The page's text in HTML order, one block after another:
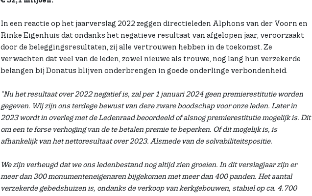
In een reactie op het jaarverslag 2022 zeggen directieleden Alphons van der Voorn en
Rinke Eigenhuis dat ondanks het negatieve resultaat van afgelopen jaar, veroorzaakt
door de beleggingsresultaten, zij alle vertrouwen hebben in de toekomst. Ze
verwachten dat veel van de leden, zowel nieuwe als trouwe, nog lang hun verzekerde
belangen bij Donatus blijven onderbrengen in goede onderlinge verbondenheid.
"Nu het resultaat over 2022 negatief is, zal per 1 januari 2024 geen premierestitutie worden
gegeven. Wij zijn ons terdege bewust van deze zware boodschap voor onze leden. Later in
2023 wordt in overleg met de Ledenraad beoordeeld of alsnog premierestitutie mogelijk is. Dit
om een te forse verhoging van de te betalen premie te beperken. Of dit mogelijk is, is
afhankelijk van het nettoresultaat over 2023. Alsmede van de solvabiliteitspositie.
We zijn verheugd dat we ons ledenbestand nog altijd zien groeien. In dit verslagjaar zijn er
meer dan 300 monumenteneigenaren bijgekomen met meer dan 400 panden. Het aantal
verzekerde gebedshuizen is, ondanks de verkoop van kerkgebouwen, stabiel op ca. 4.700